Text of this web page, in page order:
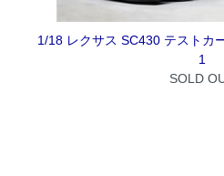
1/18 レクサス SC430 テストカ
1
SOLD